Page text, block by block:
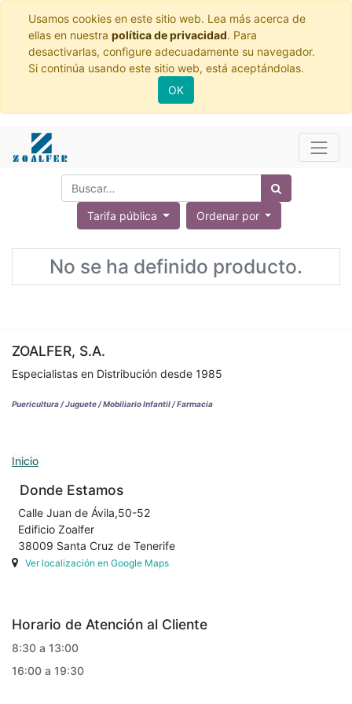
Usamos cookies en este sitio web. Lea más acerca de
ellas en nuestra política de privacidad. Para
desactivarlas, configure adecuadamente su navegador.
Si continúa usando este sitio web, está aceptándolas.
OK
Tarifa pública Ordenar por
No se ha definido producto.
ZOALFER, S.A.
Especialistas en Distribución desde 1985
Puericultura / Juguete / Mobiliario Infantil / Farmacia
Inicio
Donde Estamos
Calle Juan de Ávila,50-52
Edificio Zoalfer
38009 Santa Cruz de Tenerife
Ver localización en Google Maps
Horario de Atención al Cliente
8:30 a 13:00
16:00 a 19:30